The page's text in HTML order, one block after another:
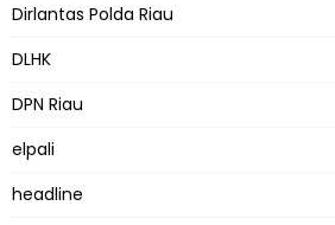
Dirlantas Polda Riau
DLHK
DPN Riau
elpali
headline